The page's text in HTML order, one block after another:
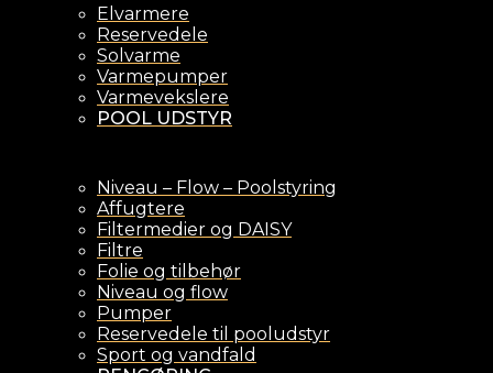
Elvarmere
Reservedele
Solvarme
Varmepumper
Varmevekslere
POOL UDSTYR
Niveau – Flow – Poolstyring
Affugtere
Filtermedier og DAISY
Filtre
Folie og tilbehør
Niveau og flow
Pumper
Reservedele til pooludstyr
Sport og vandfald